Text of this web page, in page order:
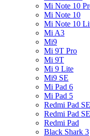
Mi Note 10
Mi Note 10
Mi Note 10
Mi A3
Mi9
Mi 9T Pro
Mi 9T
Mi 9 Lite
Mi9 SE
Mi Pad 6
Mi Pad 5
Redmi Pad SE
Redmi Pad
Redmi Pad
Black Shark 3